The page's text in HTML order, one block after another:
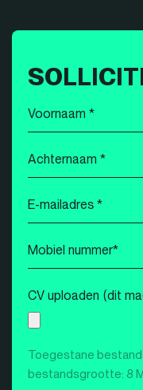
Voornaam
*
Achternaam
*
E-
mailadres
*
Mobiel
nummer
*
CV uploaden (dit
Toegestane
bestandsgrootte: 8